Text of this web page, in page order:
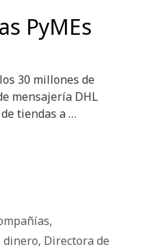
PyMEs
30 millones de
mensajería DHL
tiendas a …
,
dinero, Directora de